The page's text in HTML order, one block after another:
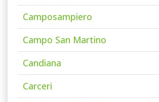
Camposampiero
Campo San Martino
Candiana
Carceri